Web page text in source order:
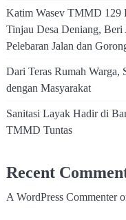
Katim Wasev TMMD 129
Tinjau Desa Deniang, Beri
Pelebaran Jalan dan
Dari Teras Rumah
dengan Masyarakat
Sanitasi Layak Hadir di
TMMD Tuntas
Recent
A WordPress Commenter